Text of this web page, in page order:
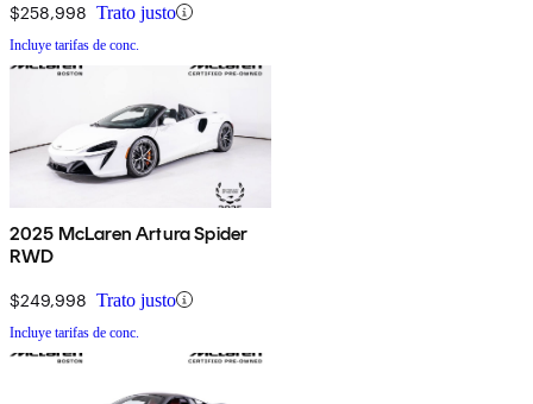
$258,998 Trato justo
Incluye tarifas de conc.
2025 McLaren Artura Spider
RWD
$249,998 Trato justo
Incluye tarifas de conc.